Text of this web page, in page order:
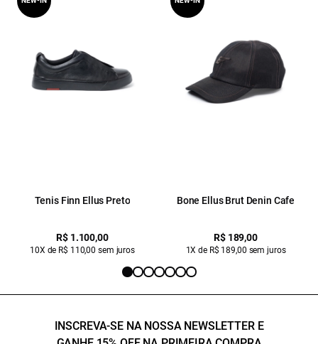
Tenis Finn Ellus Preto
R$ 1.100,00
10X de R$ 110,00 sem juros
Bone Ellus Brut Denin Cafe
R$ 189,00
1X de R$ 189,00 sem juros
INSCREVA-SE NA NOSSA NEWSLETTER E